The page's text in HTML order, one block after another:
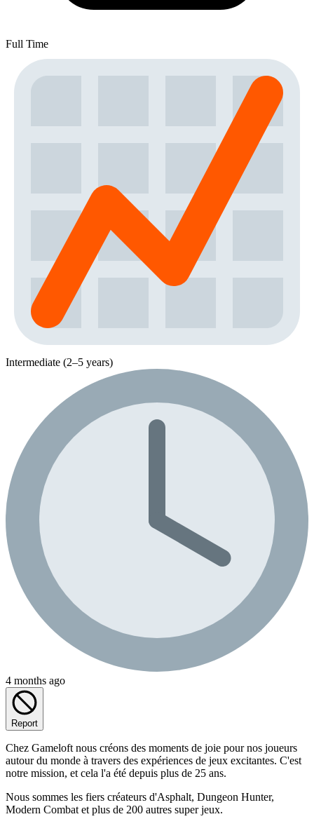
Full Time
Intermediate (2–5 years)
4 months ago
Report
Chez Gameloft nous créons des moments de joie pour nos joueurs
autour du monde à travers des expériences de jeux excitantes. C'est
notre mission, et cela l'a été depuis plus de 25 ans.
Nous sommes les fiers créateurs d'Asphalt, Dungeon Hunter,
Modern Combat et plus de 200 autres super jeux.